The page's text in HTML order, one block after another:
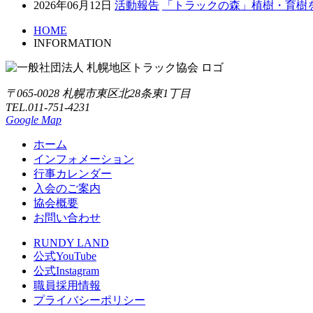
2026年06月12日 活動報告 「トラックの森」植樹・育樹
HOME
INFORMATION
〒065-0028 札幌市東区北28条東1丁目
TEL.011-751-4231
Google Map
ホーム
インフォメーション
行事カレンダー
入会のご案内
協会概要
お問い合わせ
RUNDY LAND
公式YouTube
公式Instagram
職員採用情報
プライバシーポリシー